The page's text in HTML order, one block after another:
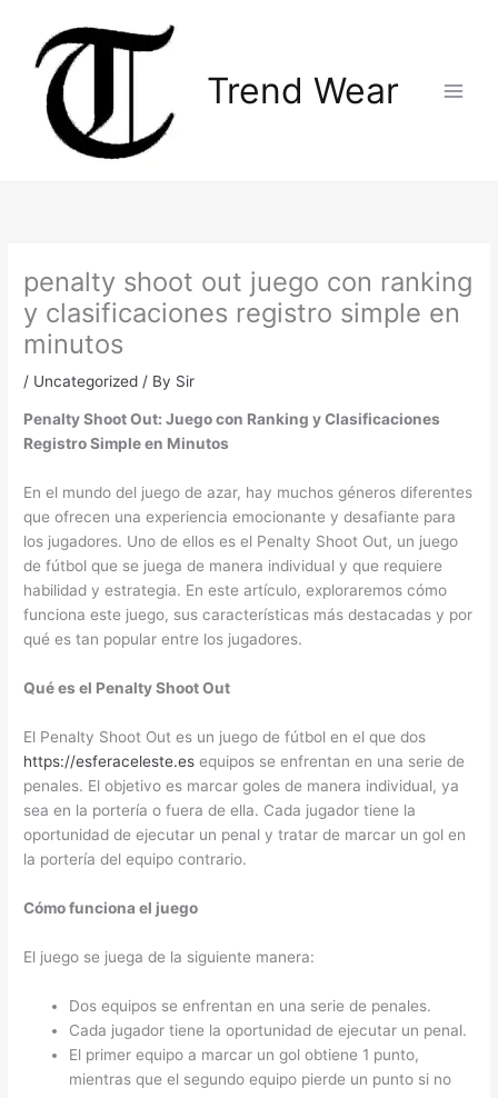
content
Trend Wear
penalty shoot out juego con ranking
y clasificaciones registro simple en
minutos
/ Uncategorized / By Sir
Penalty Shoot Out: Juego con Ranking y Clasificaciones
Registro Simple en Minutos
En el mundo del juego de azar, hay muchos géneros diferentes
que ofrecen una experiencia emocionante y desafiante para
los jugadores. Uno de ellos es el Penalty Shoot Out, un juego
de fútbol que se juega de manera individual y que requiere
habilidad y estrategia. En este artículo, exploraremos cómo
funciona este juego, sus características más destacadas y por
qué es tan popular entre los jugadores.
Qué es el Penalty Shoot Out
El Penalty Shoot Out es un juego de fútbol en el que dos
https://esferaceleste.es equipos se enfrentan en una serie de
penales. El objetivo es marcar goles de manera individual, ya
sea en la portería o fuera de ella. Cada jugador tiene la
oportunidad de ejecutar un penal y tratar de marcar un gol en
la portería del equipo contrario.
Cómo funciona el juego
El juego se juega de la siguiente manera:
Dos equipos se enfrentan en una serie de penales.
Cada jugador tiene la oportunidad de ejecutar un penal.
El primer equipo a marcar un gol obtiene 1 punto,
mientras que el segundo equipo pierde un punto si no